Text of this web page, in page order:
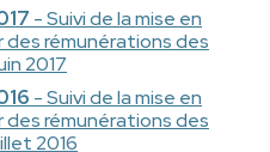
- Suivi de la mise en
des rémunérations des
2017
- Suivi de la mise en
des rémunérations des
2016